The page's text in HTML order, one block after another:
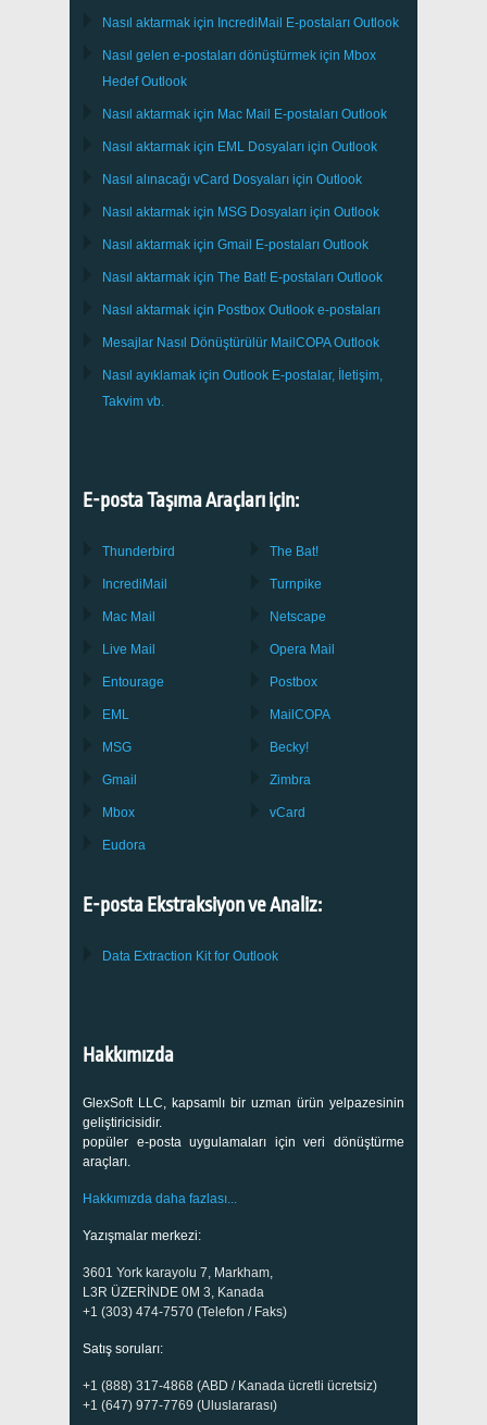
Nasıl aktarmak için IncrediMail E-postaları Outlook
Nasıl gelen e-postaları dönüştürmek için Mbox
HedefOutlook
Nasıl aktarmak için Mac Mail E-postaları Outlook
Nasıl aktarmak için EML Dosyaları için Outlook
Nasıl alınacağı vCard Dosyaları için Outlook
Nasıl aktarmak için MSG Dosyaları için Outlook
Nasıl aktarmak için Gmail E-postaları Outlook
Nasıl aktarmak için The Bat! E-postaları Outlook
Nasıl aktarmak için Postbox Outlook e-postaları
Mesajlar Nasıl Dönüştürülür MailCOPAOutlook
Nasıl ayıklamak için Outlook E-postalar, İletişim,
Takvim vb.
E-posta Taşıma Araçları için:
Thunderbird
IncrediMail
Mac Mail
Live Mail
Entourage
EML
MSG
Gmail
Mbox
Eudora
The Bat!
Turnpike
Netscape
Opera Mail
Postbox
MailCOPA
Becky!
Zimbra
vCard
E-posta Ekstraksiyon ve Analiz:
Data Extraction Kit for Outlook
Hakkımızda
GlexSoft LLC, kapsamlı bir uzman ürün yelpazesinin
geliştiricisidir.
popüler e-posta uygulamaları için veri dönüştürme
araçları.
Hakkımızda daha fazlası...
Yazışmalar merkezi:
3601 York karayolu 7, Markham,
L3R ÜZERİNDE 0M 3, Kanada
+1 (303) 474-7570 (Telefon / Faks)
Satış soruları:
+1 (888) 317-4868 (ABD / Kanada ücretli ücretsiz)
+1 (647) 977-7769 (Uluslararası)